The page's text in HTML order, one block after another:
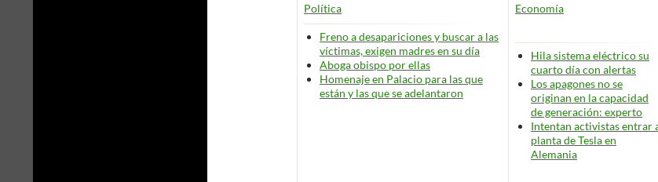
Política
Freno a desapariciones y buscar a las
víctimas, exigen madres en su día
Aboga obispo por ellas
Homenaje en Palacio para las que
están y las que se adelantaron
Economía
Hila sistema eléctrico su
cuarto día con alertas
Los apagones no se
originan en la capacidad
de generación: experto
Intentan activistas entrar
planta de Tesla en
Alemania